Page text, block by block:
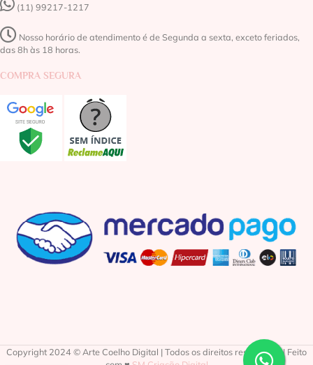
(11) 99217-1217‬
Nosso horário de atendimento é de Segunda a sexta, exceto feriados,
das 8h às 18 horas.
COMPRA SEGURA
Copyright 2024 © Arte Coelho Digital | Todos os direitos reservados | Feito